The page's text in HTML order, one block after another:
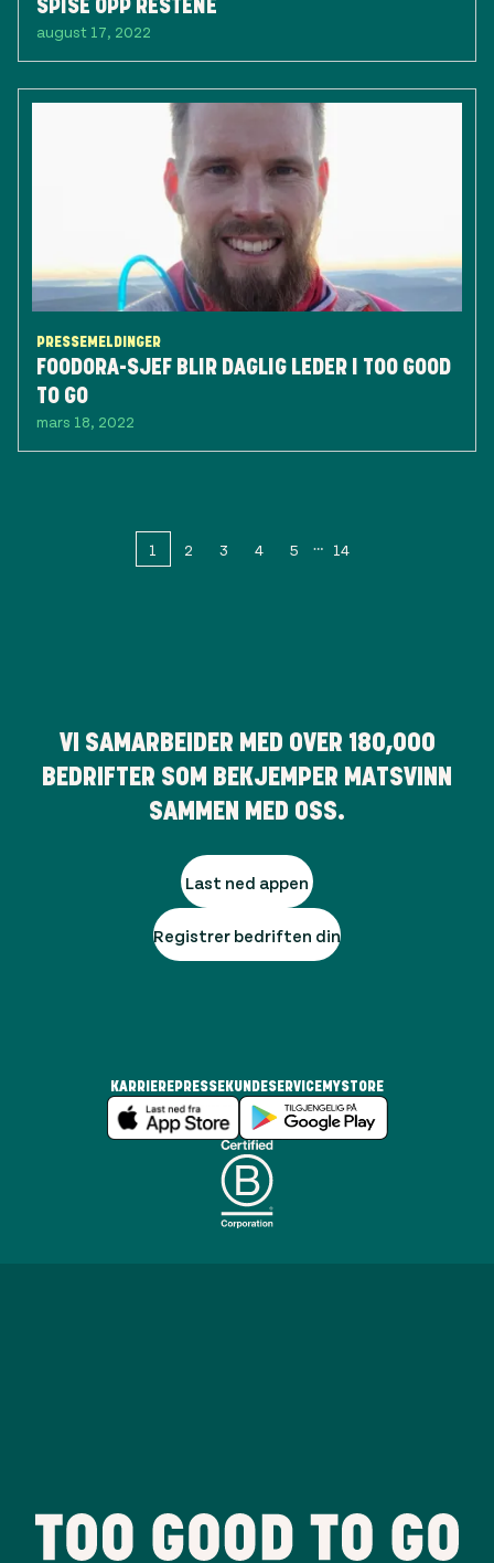
SPISE OPP RESTENE
august 17, 2022
PRESSEMELDINGER
FOODORA-SJEF BLIR DAGLIG LEDER I TOO GOOD
TO GO
mars 18, 2022
1 2 3 4 5 14
VI SAMARBEIDER MED OVER 180,000
BEDRIFTER SOM BEKJEMPER MATSVINN
SAMMEN MED OSS.
Last ned appen
Registrer bedriften din
KARRIERE PRESSE KUNDESERVICE MYSTORE